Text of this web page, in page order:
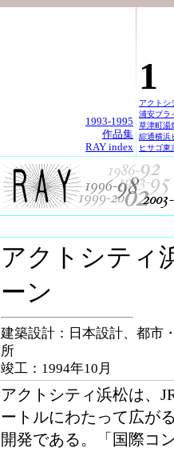
1993-1995
作品集
RAY index
1
アクトシ
浦安ブラ
草津町湯
綜通横浜
ヒサゴ東
アクトシティ
ーン
建築設計：日本設計、都市
所
竣工：1994年10月
アクトシティ浜松は、
ートルにわたって広が
開発である。「国際コ